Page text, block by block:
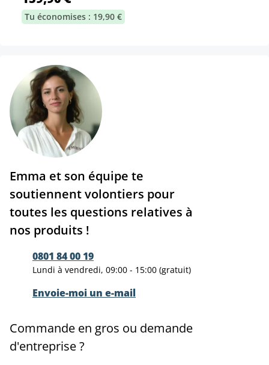
Tu économises : 19,90 €
Emma et son équipe te
soutiennent volontiers pour
toutes les questions relatives à
nos produits !
0801 84 00 19
Lundi à vendredi, 09:00 - 15:00 (gratuit)
Envoie-moi un e-mail
Commande en gros ou demande
d'entreprise ?